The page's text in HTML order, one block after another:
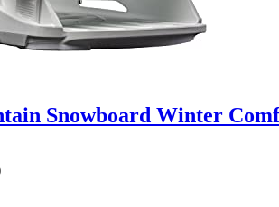
Snowboard Winter